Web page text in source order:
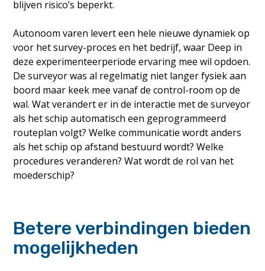
blijven risico’s beperkt.
Autonoom varen levert een hele nieuwe dynamiek op
voor het survey-proces en het bedrijf, waar Deep in
deze experimenteerperiode ervaring mee wil opdoen.
De surveyor was al regelmatig niet langer fysiek aan
boord maar keek mee vanaf de control-room op de
wal. Wat verandert er in de interactie met de surveyor
als het schip automatisch een geprogrammeerd
routeplan volgt? Welke communicatie wordt anders
als het schip op afstand bestuurd wordt? Welke
procedures veranderen? Wat wordt de rol van het
moederschip?
Betere verbindingen bieden
mogelijkheden